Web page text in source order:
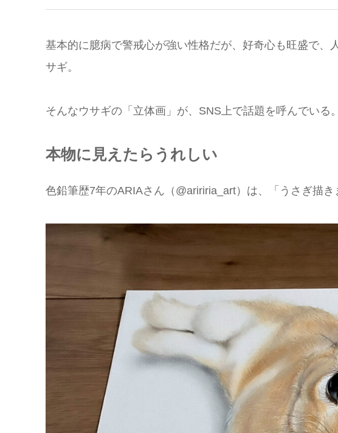
基本的に臆病で警戒心が強い性格だが、好奇心も旺盛で、
サギ。
そんなウサギの「立体画」が、SNS上で話題を呼んでいる。
本物に見えたらうれしい
色鉛筆歴7年のARIAさん（@aririria_art）は、「うさぎ描き